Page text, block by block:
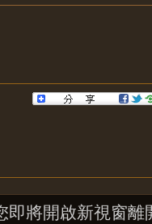
即將開啟新視窗離